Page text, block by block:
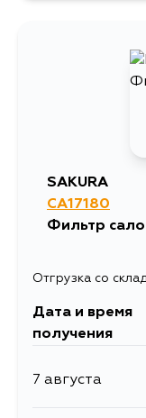
SAKURA
CA17180
Фильтр
Отгрузка со
Дата и время
получения
7 августа